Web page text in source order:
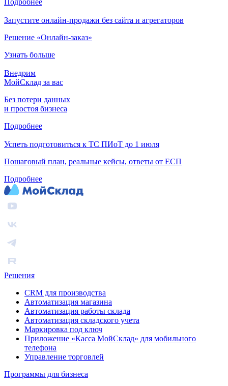
Запустите онлайн-продажи без сайта и агрегаторов
Решение «Онлайн-заказ»
Узнать больше
Внедрим
МойСклад за вас
Без потери данных
и простоя бизнеса
Подробнее
Успеть подготовиться к ТС ПИоТ до 1 июля
Пошаговый план, реальные кейсы, ответы от ЕСП
Подробнее
Решения
CRM для производства
Автоматизация магазина
Автоматизация работы склада
Автоматизация складского учета
Маркировка под ключ
Приложение «Касса МойСклад» для мобильного
телефона
Управление торговлей
Программы для бизнеса